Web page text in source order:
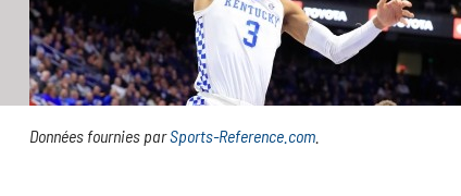
Données fournies parSports-Reference.com